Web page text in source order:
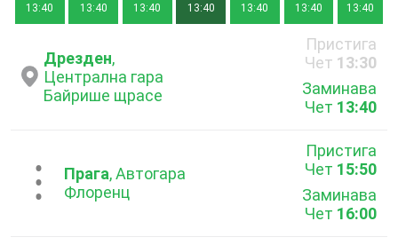
13:40 13:40 13:40 13:40 13:40 13:40 13:40
Дрезден,
Централна гара
Байрише щрасе
Пристига
Чет 13:30
Заминава
Чет 13:40
...Прага, Автогара
Флоренц
Пристига
Чет 15:50
Заминава
Чет 16:00